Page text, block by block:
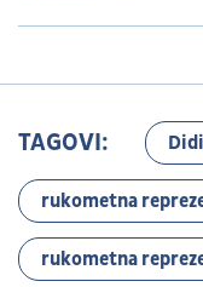
TAGOVI:
rukometna
rukometna